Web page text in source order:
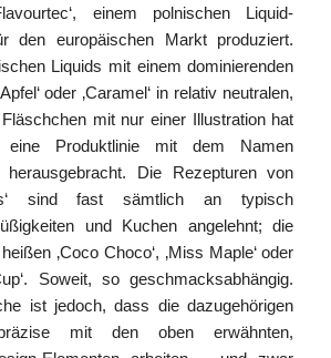
einem polnischen Liquid-
den europäischen Markt produziert.
Liquids mit einem dominierenden
oder ‚Caramel‘ in relativ neutralen,
mit nur einer Illustration hat
eine Produktlinie mit dem Namen
herausgebracht. Die Rezepturen von
sind fast sämtlich an typisch
und Kuchen angelehnt; die
‚Coco Choco‘, ‚Miss Maple‘ oder
Soweit, so geschmacksabhängig.
ist jedoch, dass die dazugehörigen
mit den oben erwähnten,